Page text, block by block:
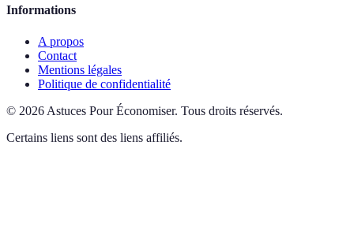
Informations
A propos
Contact
Mentions légales
Politique de confidentialité
© 2026 Astuces Pour Économiser. Tous droits réservés.
Certains liens sont des liens affiliés.